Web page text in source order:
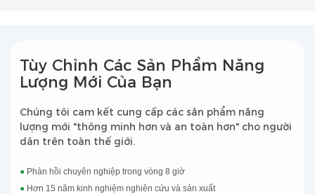
Tùy Chỉnh Các Sản Phẩm Năng
Lượng Mới Của Bạn
Chúng tôi cam kết cung cấp các sản phẩm năng
lượng mới "thông minh hơn và an toàn hơn" cho người
dân trên toàn thế giới.
● Phản hồi chuyên nghiệp trong vòng 8 giờ
● Hơn 15 năm kinh nghiệm nghiên cứu và sản xuất